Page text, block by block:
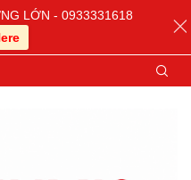
LỚN - 0933331618